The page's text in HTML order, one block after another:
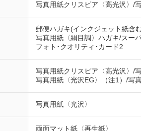
写真用紙クリスピア〈高光沢〉/
郵便ハガキ(インクジェット紙含
写真用紙〈絹目調〉ハガキ/スー
フォト･クオリティ･カード2
写真用紙クリスピア〈高光沢〉/
写真用紙〈光沢EG〉（注1）/写
写真用紙〈光沢〉
両面マット紙〈再生紙〉